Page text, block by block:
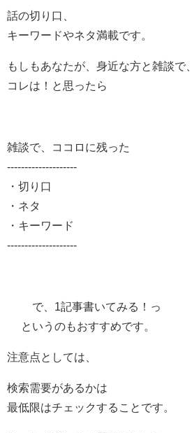
話の切り口、
キーワードやネタ満載です。
もしもあなたが、身近な方と雑談で、
コレは！と思ったら
雑談で、ココロに残った
--------------------
・切り口
・ネタ
・キーワード
--------------------
で、1記事書いてみる！っ
というのもおすすめです。
注意点としては、
検索需要があるかは
最低限はチェックすることです。